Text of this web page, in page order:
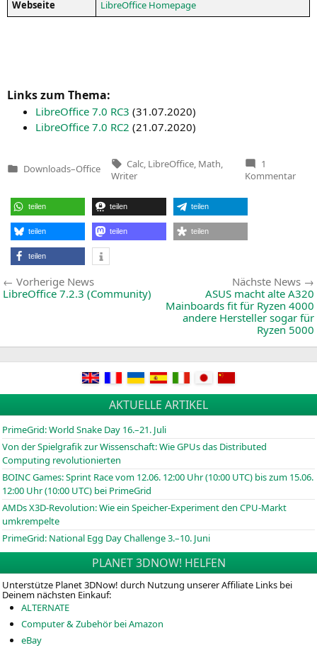
Web­sei­te
Libre­Of­fice Homepage
Links zum Thema:
Libre­Of­fice 7.0 RC3 (31.07.2020)
Libre­Of­fice 7.0 RC2 (21.07.2020)
Veröffentlicht
Downloads–Office
Tags:
Calc, LibreOffice, Math,
Writer
1
Kommentarzu
teilen teilen teilen
teilen teilen teilen
teilen
Beitragsnavigation
Vorherige NewsVorherige
News:
LibreOffice 7.2.3 (Community)
Nächste News
ASUS macht alte A320
Mainboards fit für Ryzen 4000
andere Hersteller sogar für
Ryzen 5000
AKTUELLE ARTIKEL
PrimeGrid: World Snake Day 16.–21. Juli
Von der Spielgrafik zur Wissenschaft: Wie GPUs das Distributed
Computing revolutionierten
BOINCGames: Sprint Race vom 12.06. 12:00 Uhr (10:00 UTC) bis zum 15.06.
12:00 Uhr (10:00 UTC) bei PrimeGrid
AMDs X3D-Revolution: Wie ein Speicher-Experiment den CPU-Markt
umkrempelte
PrimeGrid: National Egg Day Challenge 3.–10. Juni
PLANET 3DNOW! HELFEN
Unterstütze Planet 3DNow! durch Nutzung unserer Affiliate Links bei
Deinem nächsten Einkauf:
ALTERNATE
Computer & Zubehör bei Amazon
eBay